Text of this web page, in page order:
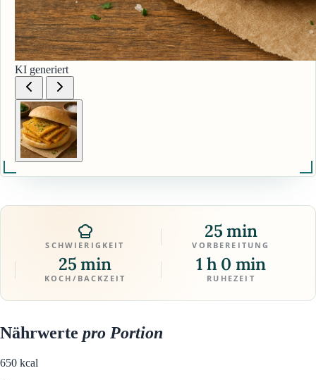
KI generiert
SCHWIERIGKEIT
25 min
VORBEREITUNG
25 min
KOCH/BACKZEIT
1 h 0 min
RUHEZEIT
Nährwerte pro Portion
650 kcal